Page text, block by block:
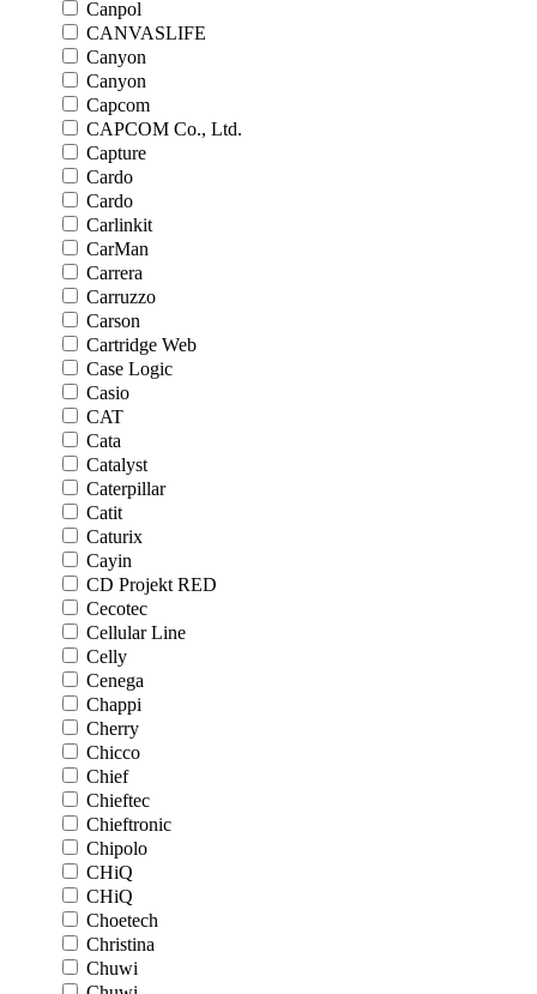
Canpol
CANVASLIFE
Canyon
Canyon
Capcom
CAPCOM Co., Ltd.
Capture
Cardo
Cardo
Carlinkit
CarMan
Carrera
Carruzzo
Carson
Cartridge Web
Case Logic
Casio
CAT
Cata
Catalyst
Caterpillar
Catit
Caturix
Cayin
CD Projekt RED
Cecotec
Cellular Line
Celly
Cenega
Chappi
Cherry
Chicco
Chief
Chieftec
Chieftronic
Chipolo
CHiQ
CHiQ
Choetech
Christina
Chuwi